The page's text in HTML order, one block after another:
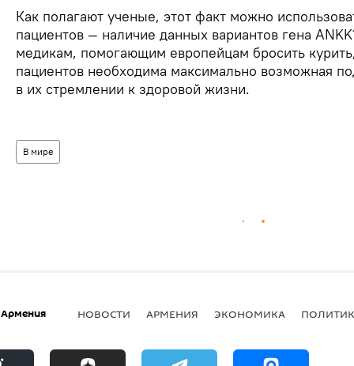
Как полагают ученые, этот факт можно
пациентов — наличие данных вариантов гена
медикам, помогающим европейцам бросить
пациентов необходима максимально возможная
в их стремлении к здоровой жизни.
В мире
Армения НОВОСТИ АРМЕНИЯ ЭКОНОМИКА